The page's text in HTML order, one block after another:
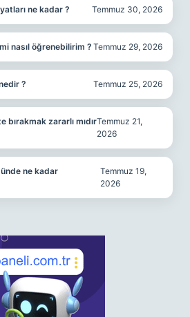
ne kadar ? Temmuz 30, 2026
nasıl öğrenebilirim ? Temmuz 29, 2026
? Temmuz 25, 2026
bırakmak zararlı mıdırTemmuz 21,
2026
ne kadar
Temmuz 19,
2026